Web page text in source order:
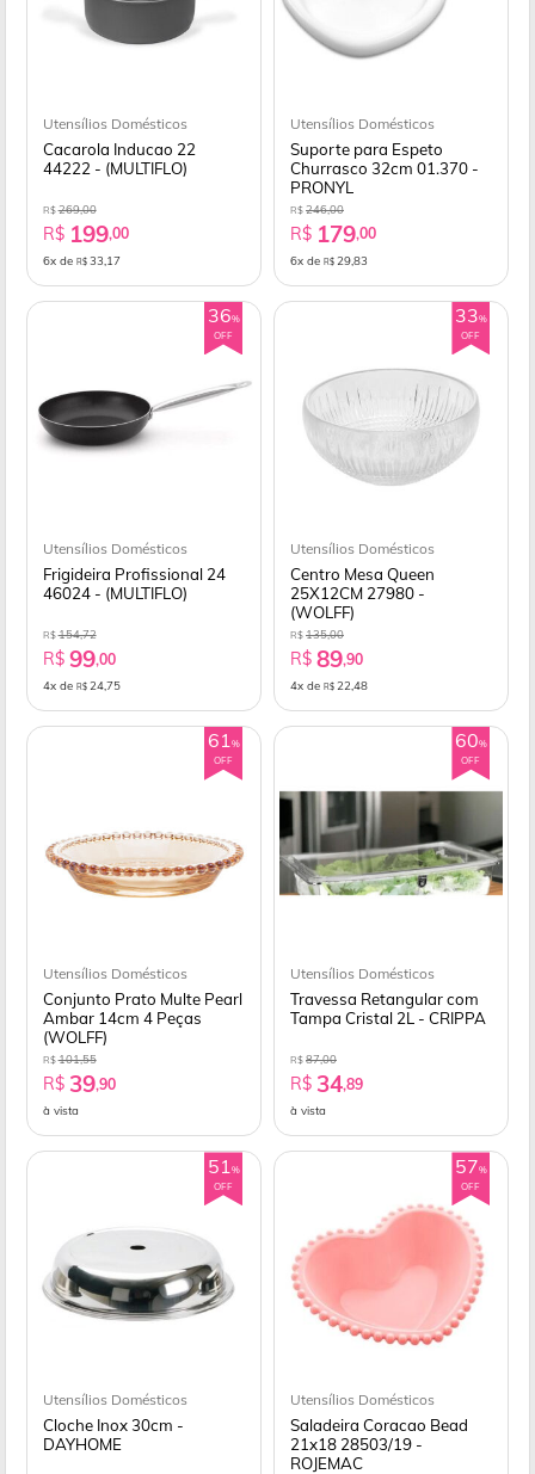
Utensílios Domésticos
Cacarola Inducao 22
44222 - (MULTIFLO)
R$269,00
R$ 199,00
6x de R$ 33,17
Utensílios Domésticos
Suporte para Espeto
Churrasco 32cm 01.370 -
PRONYL
R$ 246,00
R$ 179,00
6x de R$ 29,83
36%
OFF
Utensílios Domésticos
Frigideira Profissional 24
46024 - (MULTIFLO)
R$154,72
R$ 99,00
4x de R$ 24,75
33%
OFF
Utensílios Domésticos
Centro Mesa Queen
25X12CM 27980 -
(WOLFF)
R$ 135,00
R$ 89,90
4x de R$ 22,48
61%
OFF
Utensílios Domésticos
Conjunto Prato Multe Pearl
Ambar 14cm 4 Peças
(WOLFF)
R$101,55
R$ 39,90
à vista
60%
OFF
Utensílios Domésticos
Travessa Retangular com
Tampa Cristal 2L - CRIPPA
R$ 87,00
R$ 34,89
à vista
51 %
OFF
Utensílios Domésticos
Cloche Inox 30cm -
DAYHOME
57%
OFF
Utensílios Domésticos
Saladeira Coracao Bead
21x18 28503/19 -
ROJEMAC